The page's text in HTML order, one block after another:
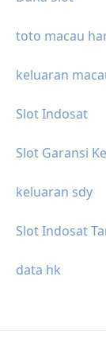
toto macau
keluaran
Slot Indosat
Slot Garansi
keluaran sdy
Slot Indosat
data hk